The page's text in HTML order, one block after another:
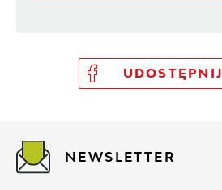
UDOSTĘPNIJ
NEWSLETTER